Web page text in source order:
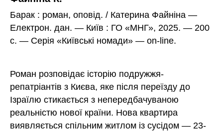
Барак : роман, оповід. / Катерина Файніна —
Електрон. дан. — Київ : ГО «МНГ», 2025. — 200
с. — Серія «Київські номади» — оn-line.
Роман розповідає історію подружжя-
репатріантів з Києва, яке після переїзду до
Ізраїлю стикається з непередбачуваною
реальністю нової країни. Нова квартира
виявляється спільним житлом із сусідом — 23-